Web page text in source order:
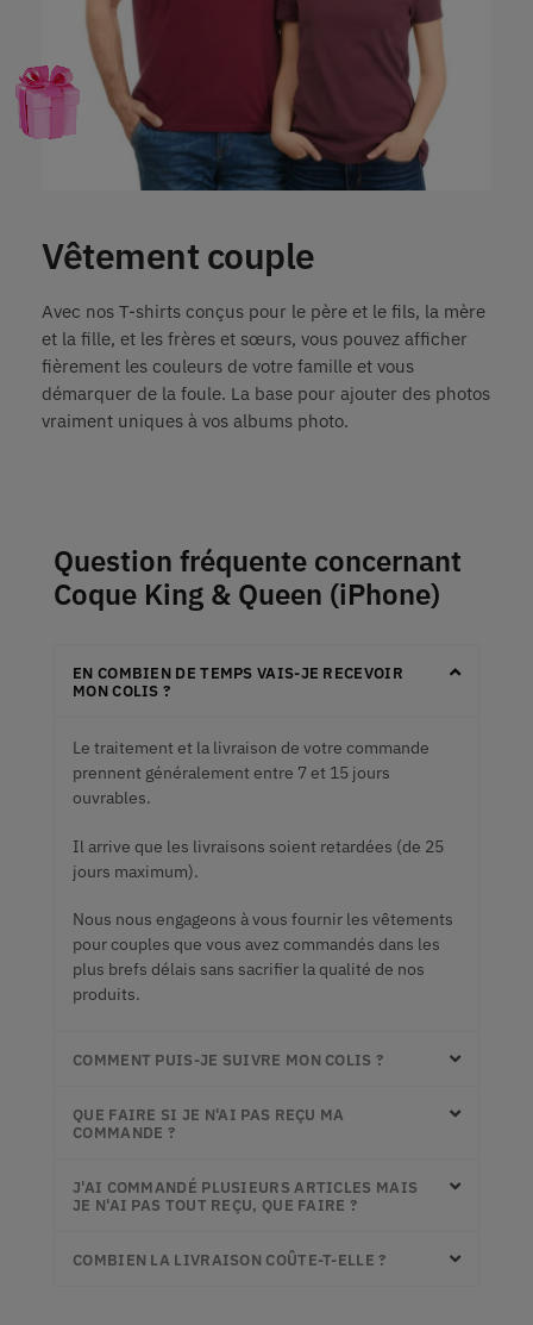
Vêtement couple
Avec nos T-shirts conçus pour le père et le fils, la mère
et la fille, et les frères et sœurs, vous pouvez afficher
fièrement les couleurs de votre famille et vous
démarquer de la foule. La base pour ajouter des photos
vraiment uniques à vos albums photo.
Question fréquente concernant
Coque King & Queen (iPhone)
EN COMBIEN DE TEMPS VAIS-JE RECEVOIR
MON COLIS ?
Le traitement et la livraison de votre commande
prennent généralement entre 7 et 15 jours
ouvrables.
Il arrive que les livraisons soient retardées (de 25
jours maximum).
Nous nous engageons à vous fournir les vêtements
pour couples que vous avez commandés dans les
plus brefs délais sans sacrifier la qualité de nos
produits.
COMMENT PUIS-JE SUIVRE MON COLIS ?
QUE FAIRE SI JE N'AI PAS REÇU MA
COMMANDE ?
J'AI COMMANDÉ PLUSIEURS ARTICLES MAIS
JE N'AI PAS TOUT REÇU, QUE FAIRE ?
COMBIEN LA LIVRAISON COÛTE-T-ELLE ?